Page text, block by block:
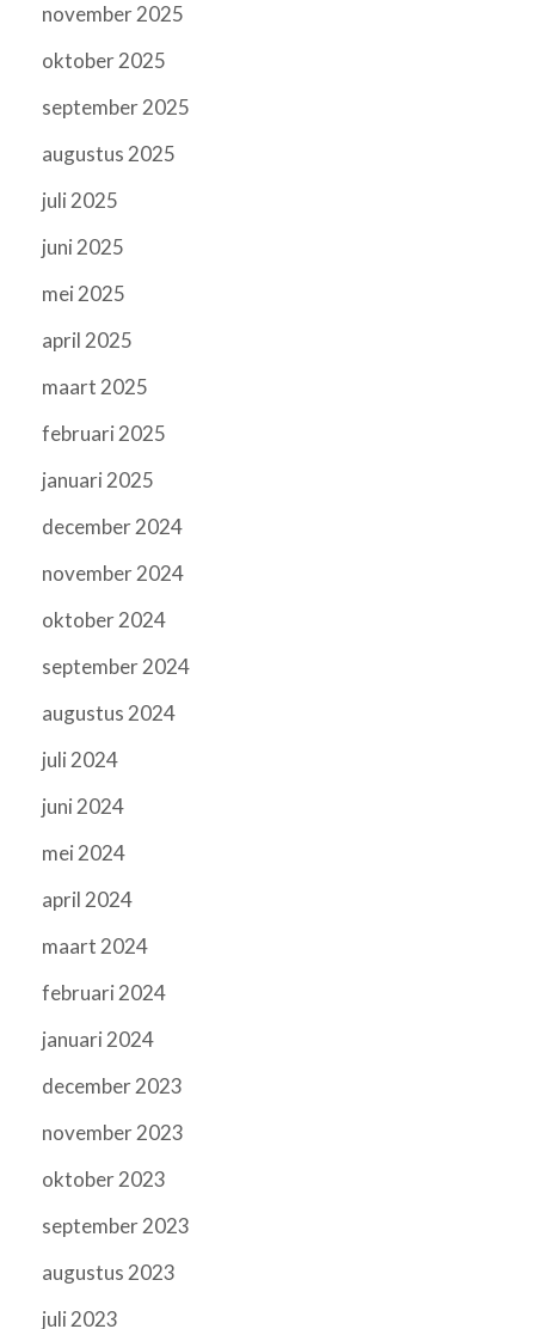
november 2025
oktober 2025
september 2025
augustus 2025
juli 2025
juni 2025
mei 2025
april 2025
maart 2025
februari 2025
januari 2025
december 2024
november 2024
oktober 2024
september 2024
augustus 2024
juli 2024
juni 2024
mei 2024
april 2024
maart 2024
februari 2024
januari 2024
december 2023
november 2023
oktober 2023
september 2023
augustus 2023
juli 2023